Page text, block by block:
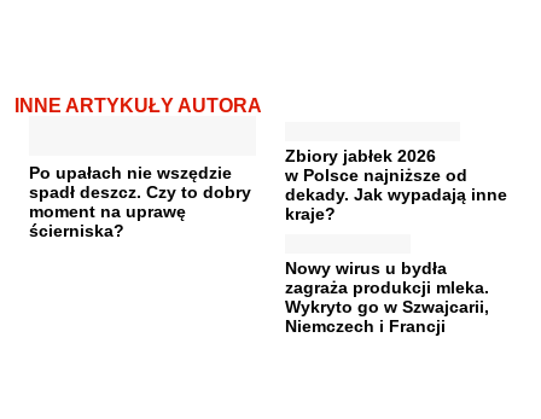
INNE ARTYKUŁY AUTORA
Po upałach nie wszędzie
spadł deszcz. Czy to dobry
moment na uprawę
ścierniska?
Zbiory jabłek 2026
w Polsce najniższe od
dekady. Jak wypadają inne
kraje?
Nowy wirus u bydła
zagraża produkcji mleka.
Wykryto go w Szwajcarii,
Niemczech i Francji